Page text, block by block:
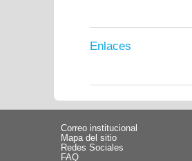
Enlaces
Correo institucional
Mapa del sitio
Redes Sociales
FAQ